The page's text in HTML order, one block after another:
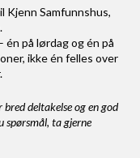
Kjenn Samfunnshus,
på lørdag og én på
ikke én felles over
deltakelse og en god
spørsmål, ta gjerne